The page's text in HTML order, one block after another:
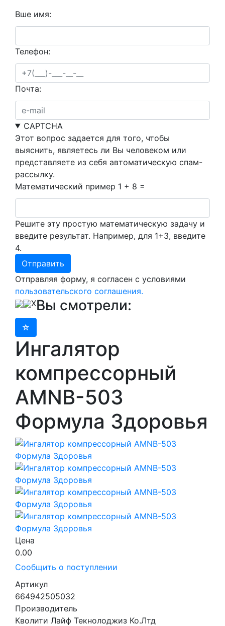
Ингалятор
компрессорный
AMNB-503
Формула Здоровья
Цена
0.00
Сообщить о поступлении
Артикул
664942505032
Производитель
Кволити Лайф Текнолоджиз Ко.Лтд
Вше имя:
Телефон:
Почта:
CAPTCHA
Этот вопрос задается для того, чтобы
выяснить, являетесь ли Вы человеком или
представляете из себя автоматическую спам-
рассылку.
Математический пример 1 + 8 =
Решите эту простую математическую задачу и
введите результат. Например, для 1+3, введите
4.
Отправляя форму, я согласен с условиями
пользовательского соглашения.
XВы смотрели: